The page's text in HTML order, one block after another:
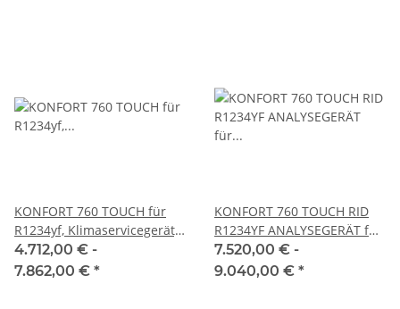
KONFORT 760 TOUCH für
R1234yf, Klimaservicegerät,
TEXA
4.712,00 € -
7.862,00 € *
KONFORT 760 TOUCH RID
R1234YF ANALYSEGERÄT für
R1234yf m. Analysegerät,
Klimaservicegerät, TEXA
7.520,00 € -
9.040,00 € *